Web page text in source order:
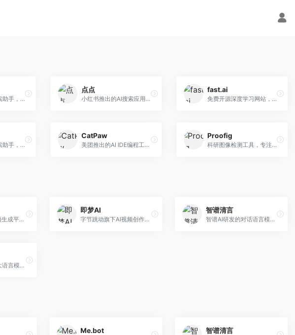
阿里推出的AI搜索助手，整合搜索与AI功能。面向年轻用户，提供智能搜索、文档处理、学习辅助等服务，与夸克生态深度整合。
点点
小红书推出的AI搜索应用，专注于生活方式内容搜索。面向小红书用户，提供生活攻略、消费决策、内容推荐等服务，生活方式内容丰富。
fast.ai
免费开源深度学习网站，专注于实用AI教学。面向开发者，提供免费深度学习课程、实战项目、代码库等资源，学习门槛低。
阿里推出的AI搜索助手，专注于智能信息获取。面向普通用户，提供智能搜索、内容整理、知识问答等服务，与阿里生态深度整合。
CatPaw
美团推出的AI IDE编程工具，专注于本地开发生态。面向开发者，提供智能代码补全、代码生成、项目管理等服务，本地开发体验好。
Proofig
科研图像检测工具，专注于学术图像完整性验证。面向科研人员，提供图像检测、重复分析、报告生成等服务，学术检测专业。
快手推出的AI视频生成平台，支持文生视频和图生视频，可生成长达2分钟的高质量视频内容。面向短视频创作者和营销人员，操作简便，生成效果逼真，适合商业推广和创意表达。
即梦AI
字节跳动旗下AI视频创作平台，支持多模态内容生成。面向内容创作者和营销人员，提供文生视频、图生视频、智能剪辑等功能，中文理解能力强，创作效率高。
智谱清言
智谱AI研发的对话语言模型，支持中英双语交互。面向中文用户和开发者，提供知识问答、代码编写、文档解读等服务，开源生态完善，学术研究背景深厚。
阿里巴巴推出的大语言模型平台，提供对话问答、文档处理、图像理解、代码编写等全方位AI服务。面向企业用户和个人开发者，集成阿里云生态，支持多模态交互，企业级安全保障。
Me.bot 智谱清言